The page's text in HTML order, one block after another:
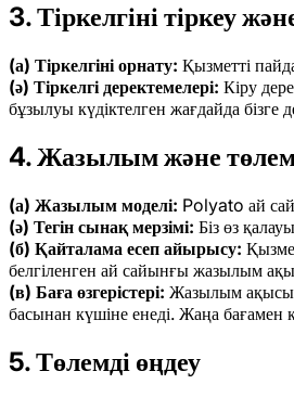
3. Тіркелгіні тіркеу
(а) Тіркелгіні орнату: Қызметті
(ә) Тіркелгі деректемелері: Кіру
бұзылуы күдіктелген жағдайда бізге
4. Жазылым және
(а) Жазылым моделі: Polyato ай
(ә) Тегін сынақ мерзімі: Біз өз
(б) Қайталама есеп айырысу:
белгіленген ай сайынғы жазылым
(в) Баға өзгерістері: Жазылым ақысын
басынан күшіне енеді. Жаңа бағамен
5. Төлемді өңдеу